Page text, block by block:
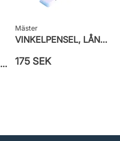
Rollerset, Deluxe Måla Vägg
Mäster
VINKELPENSEL, LÅNG, SUPERIOR PRO ICE BLUE
175 SEK